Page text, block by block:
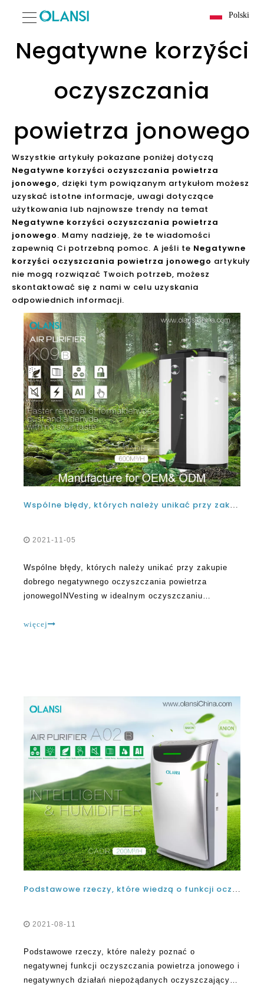
Polski
Negatywne korzyści
oczyszczania
powietrza jonowego
Wszystkie artykuły pokazane poniżej dotyczą
Negatywne korzyści oczyszczania powietrza
jonowego, dzięki tym powiązanym artykułom możesz
uzyskać istotne informacje, uwagi dotyczące
użytkowania lub najnowsze trendy na temat
Negatywne korzyści oczyszczania powietrza
jonowego. Mamy nadzieję, że te wiadomości
zapewnią Ci potrzebną pomoc. A jeśli te Negatywne
korzyści oczyszczania powietrza jonowego artykuły
nie mogą rozwiązać Twoich potrzeb, możesz
skontaktować się z nami w celu uzyskania
odpowiednich informacji.
Wspólne błędy, których należy unikać przy zakupie dobrego oczyszczacza negatywnego powietrza jonowego
2021-11-05
Wspólne błędy, których należy unikać przy zakupie
dobrego negatywnego oczyszczania powietrza
jonowegoINVesting w idealnym oczyszczaniu
poważnie. Jednak ludzie robią wiele błędów, szukając
więcej
2021-08-11
Podstawowe rzeczy, które należy poznać o
negatywnej funkcji oczyszczania powietrza jonowego i
negatywnych działań niepożądanych oczyszczających